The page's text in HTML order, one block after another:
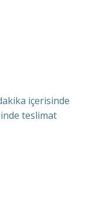
içerisinde
teslimat